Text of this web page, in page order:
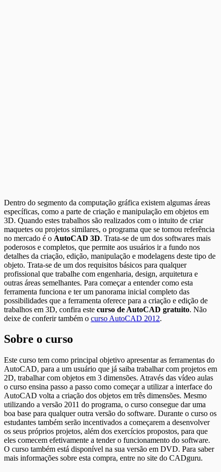
Dentro do segmento da computação gráfica existem algumas áreas
específicas, como a parte de criação e manipulação em objetos em
3D. Quando estes trabalhos são realizados com o intuito de criar
maquetes ou projetos similares, o programa que se tornou referência
no mercado é o AutoCAD 3D. Trata-se de um dos softwares mais
poderosos e completos, que permite aos usuários ir a fundo nos
detalhes da criação, edição, manipulação e modelagens deste tipo de
objeto. Trata-se de um dos requisitos básicos para qualquer
profissional que trabalhe com engenharia, design, arquitetura e
outras áreas semelhantes. Para começar a entender como esta
ferramenta funciona e ter um panorama inicial completo das
possibilidades que a ferramenta oferece para a criação e edição de
trabalhos em 3D, confira este curso de AutoCAD gratuito. Não
deixe de conferir também o curso AutoCAD 2012.
Sobre o curso
Este curso tem como principal objetivo apresentar as ferramentas do
AutoCAD, para a um usuário que já saiba trabalhar com projetos em
2D, trabalhar com objetos em 3 dimensões. Através das vídeo aulas
o curso ensina passo a passo como começar a utilizar a interface do
AutoCAD volta a criação dos objetos em três dimensões. Mesmo
utilizando a versão 2011 do programa, o curso consegue dar uma
boa base para qualquer outra versão do software. Durante o curso os
estudantes também serão incentivados a começarem a desenvolver
os seus próprios projetos, além dos exercícios propostos, para que
eles comecem efetivamente a tender o funcionamento do software.
O curso também está disponível na sua versão em DVD. Para saber
mais informações sobre esta compra, entre no site do CADguru.